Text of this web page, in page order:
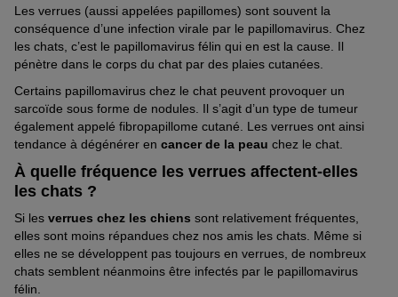
Les verrues (aussi appelées papillomes) sont souvent la
conséquence d’une infection virale par le papillomavirus. Chez
les chats, c’est le papillomavirus félin qui en est la cause. Il
pénètre dans le corps du chat par des plaies cutanées.
Certains papillomavirus chez le chat peuvent provoquer un
sarcoïde sous forme de nodules. Il s’agit d’un type de tumeur
également appelé fibropapillome cutané. Les verrues ont ainsi
tendance à dégénérer en cancer de la peau chez le chat.
À quelle fréquence les verrues affectent-elles
les chats ?
Si les verrues chez les chiens sont relativement fréquentes,
elles sont moins répandues chez nos amis les chats. Même si
elles ne se développent pas toujours en verrues, de nombreux
chats semblent néanmoins être infectés par le papillomavirus
félin.